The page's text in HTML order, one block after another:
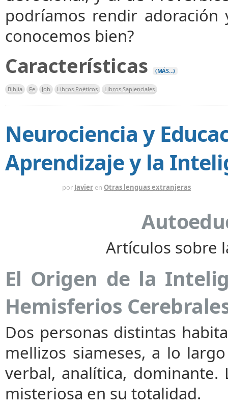
podríamos rendir
conocemos bien?
Características (MÁS…)
Biblia Fe Job Libros Poéticos Libros Sapienciales
Neurociencia y
Aprendizaje y la
por Javier en Otras lenguas extranjeras
Artículos sobre
El Origen de la
Hemisferios
Dos personas distintas
mellizos siameses, a lo
verbal, analítica,
misteriosa en su totalidad.